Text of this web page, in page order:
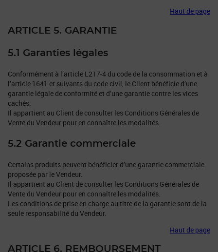
Haut de page
ARTICLE 5. GARANTIE
5.1 Garanties légales
Conformément à l’article L217-4 du code de la consommation et à
l’article 1641 et suivants du code civil, le Client bénéficie d’une
garantie légale de conformité et d’une garantie contre les vices
cachés.
Il appartient au Client de consulter les Conditions Générales de
Vente du Vendeur pour en connaître les modalités.
5.2 Garantie commerciale
Certains produits peuvent bénéficier d’une garantie commerciale
proposée par le Vendeur.
Il appartient au Client de consulter les Conditions Générales de
Vente du Vendeur pour en connaître les modalités.
Les conditions de prise en charge au titre de la garantie sont de la
seule responsabilité du Vendeur.
Haut de page
ARTICLE 6. REMBOURSEMENT